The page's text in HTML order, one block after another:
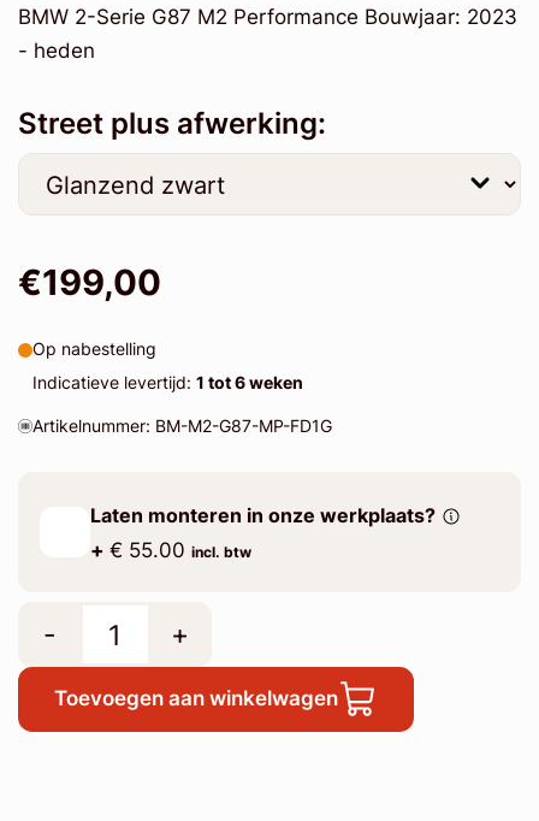
BMW 2-Serie G87 M2 Performance Bouwjaar: 2023
- heden
Street plus afwerking:
€199,00
Op nabestelling
Indicatieve levertijd: 1 tot 6 weken
Artikelnummer: BM-M2-G87-MP-FD1G
Laten monteren in onze werkplaats?
+ € 55.00 incl. btw
- +
Toevoegen aan winkelwagen